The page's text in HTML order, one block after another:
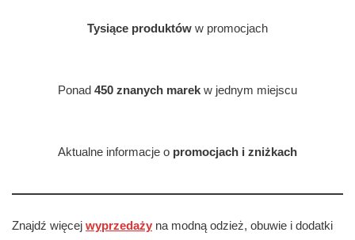
Tysiące produktów w promocjach
Ponad 450 znanych marek w jednym miejscu
Aktualne informacje o promocjach i zniżkach
Znajdź więcej wyprzedaży na modną odzież, obuwie i dodatki